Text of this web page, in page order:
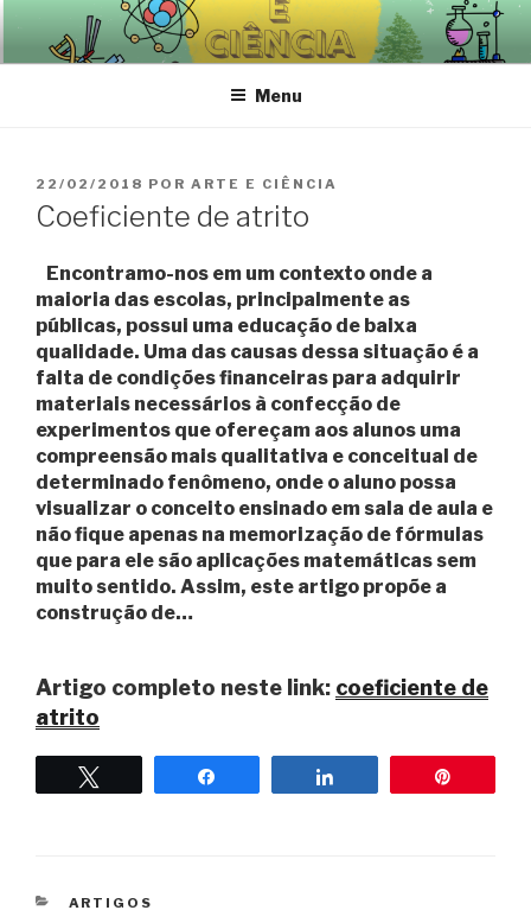
o
Menu
PUBLICADO
EM
22/02/2018 POR ARTE E CIÊNCIA
Coeficiente de atrito
Encontramo-nos em um contexto onde a
maioria das escolas, principalmente as
públicas, possui uma educação de baixa
qualidade. Uma das causas dessa situação é a
falta de condições financeiras para adquirir
materiais necessários à confecção de
experimentos que ofereçam aos alunos uma
compreensão mais qualitativa e conceitual de
determinado fenômeno, onde o aluno possa
visualizar o conceito ensinado em sala de aula e
não fique apenas na memorização de fórmulas
que para ele são aplicações matemáticas sem
muito sentido. Assim, este artigo propõe a
construção de…
Artigo completo neste link: coeficiente de
atrito
Compartilhar Compartilhar
CATEGORIAS
ARTIGOS